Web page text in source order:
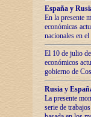
España y
En la presente
económicas
nacionales en
El 10 de julio
económicos
gobierno de
Rusia y
La presente
serie de